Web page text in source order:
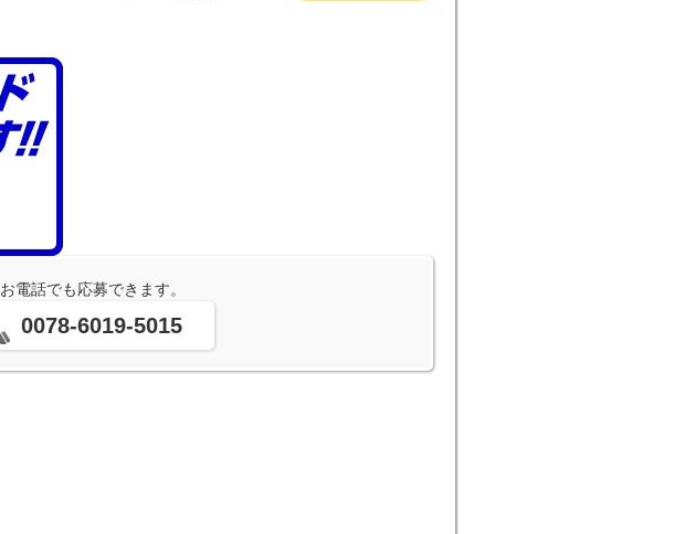
お電話でも応募できます。
0078-6019-5015